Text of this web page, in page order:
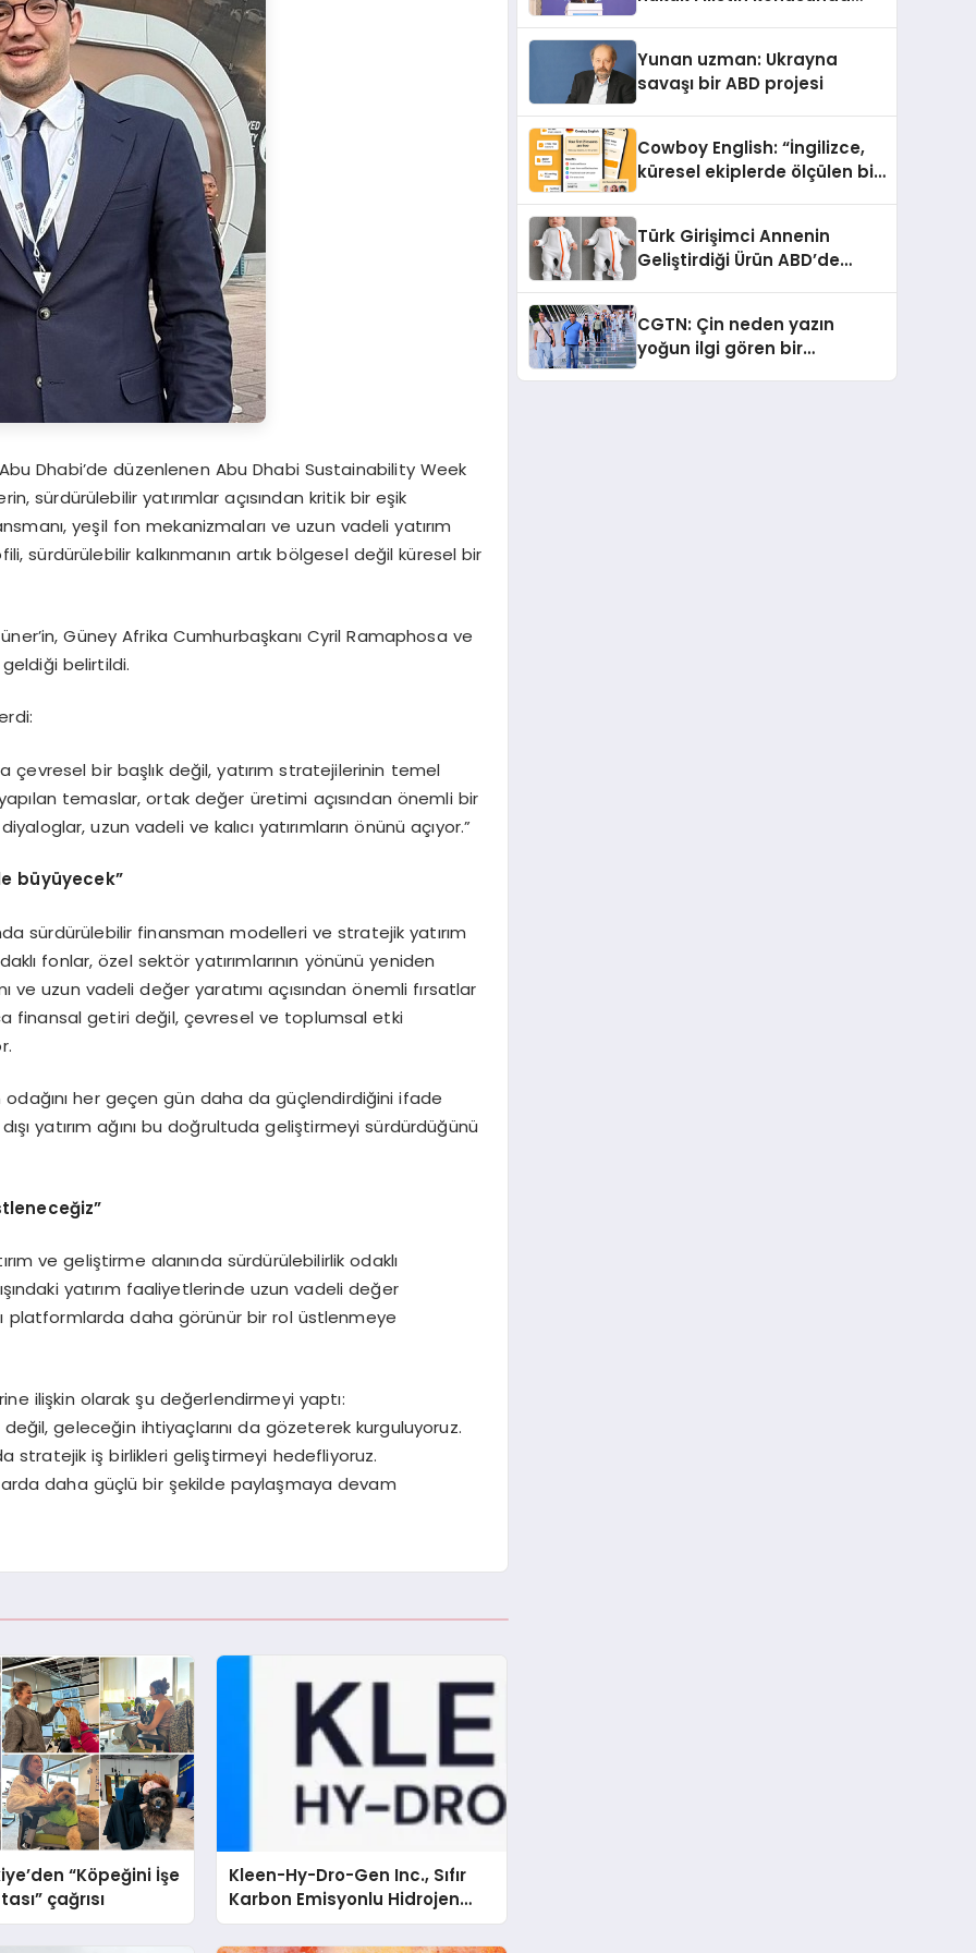
Dhabi’de düzenlenen Abu Dhabi Sustainability Week
sürdürülebilir yatırımlar açısından kritik bir eşik
yeşil fon mekanizmaları ve uzun vadeli yatırım
sürdürülebilir kalkınmanın artık bölgesel değil küresel bir
Güney Afrika Cumhurbaşkanı Cyril Ramaphosa ve
belirtildi.
çevresel bir başlık değil, yatırım stratejilerinin temel
temaslar, ortak değer üretimi açısından önemli bir
uzun vadeli ve kalıcı yatırımların önünü açıyor.”
büyüyecek”
sürdürülebilir finansman modelleri ve stratejik yatırım
fonlar, özel sektör yatırımlarının yönünü yeniden
ve uzun vadeli değer yaratımı açısından önemli fırsatlar
finansal getiri değil, çevresel ve toplumsal etki
odağını her geçen gün daha da güçlendirdiğini ifade
yatırım ağını bu doğrultuda geliştirmeyi sürdürdüğünü
iz”
ve geliştirme alanında sürdürülebilirlik odaklı
yatırım faaliyetlerinde uzun vadeli değer
platformlarda daha görünür bir rol üstlenmeye
ilişkin olarak şu değerlendirmeyi yaptı:
değil, geleceğin ihtiyaçlarını da gözeterek kurguluyoruz.
stratejik iş birlikleri geliştirmeyi hedefliyoruz.
daha güçlü bir şekilde paylaşmaya devam
“Köpeğini İşe
çağrısı
Kleen-Hy-Dro-Gen Inc., Sıfır
Karbon Emisyonlu Hidrojen
Isıtma Teknolojisinde ISO ve
TSSA Düzenleyici Onaylarını
Yunan uzman: Ukrayna
savaşı bir ABD projesi
Cowboy English: “İngilizce,
küresel ekiplerde ölçülen bir
Türk Girişimci Annenin
Geliştirdiği Ürün ABD’de
Açısı Getiriyor.
CGTN: Çin neden yazın
yoğun ilgi gören bir